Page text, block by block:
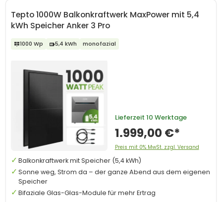
Tepto 1000W Balkonkraftwerk MaxPower mit 5,4
kWh Speicher Anker 3 Pro
1000 Wp 5,4 kWh monofazial
Lieferzeit 10 Werktage
1.999,00 €*
Preis mit 0% MwSt. zzgl. Versand
Balkonkraftwerk mit Speicher (5,4 kWh)
Sonne weg, Strom da – der ganze Abend aus dem eigenen
Speicher
Bifaziale Glas-Glas-Module für mehr Ertrag